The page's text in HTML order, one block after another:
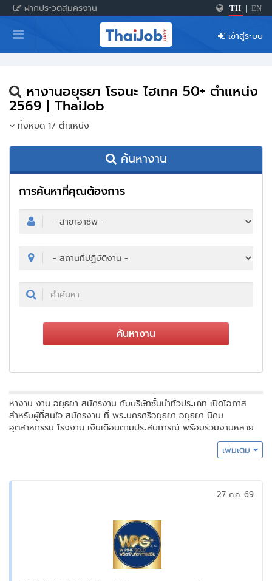
ฝากประวัติสมัครงาน TH EN
หน้าหลัก
ผู้สมัครงาน: เข้าสู่ระบบ
เกร็ดความรู้
สำหรับผู้ประกอบการ
เข้าสู่ระบบ
หางานอยุธยา โรจนะ ไฮเทค 50+ ตำแหน่ง
2569 | ThaiJob
ทั้งหมด 17 ตำแหน่ง
ค้นหางาน
การค้นหาที่คุณต้องการ
ค้นหางาน
​หางาน งาน อยุธยา สมัครงาน กับบริษัทชั้นนำทั่วประเภท เปิดโอกาส
สำหรับผู้ที่สนใจ สมัครงาน ที่ พระนครศรีอยุธยา อยุธยา นิคม
อุตสาหกรรม โรงงาน เงินเดือนตามประสบการณ์ พร้อมร่วมงานหลาย
อัตรา มองหางาน มองหา ThaiJob เว็บไซต์ สมัครงานอัปเดตข้อมูลทุก
เพิ่มเติม
27 ก.ค. 69